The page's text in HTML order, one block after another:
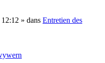
12:12 » dans Entretien des